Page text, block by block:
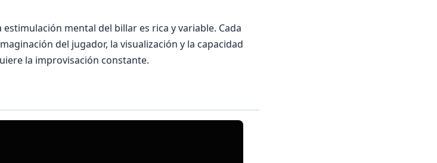
estimulación mental del billar es rica y variable. Cada
del jugador, la visualización y la capacidad
la improvisación constante.